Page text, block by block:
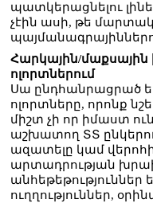
պատկերացնելու
չէին ասի, թե
Հարկային/
ոլորտներում
Սա ընդհանրացրած
ոլորտները, որոնք
միշտ չի որ իմաստ
աշխատող ՏՏ
ազատելը կամ
արտադրության
անհեթեթություններ
ուղղություններ,